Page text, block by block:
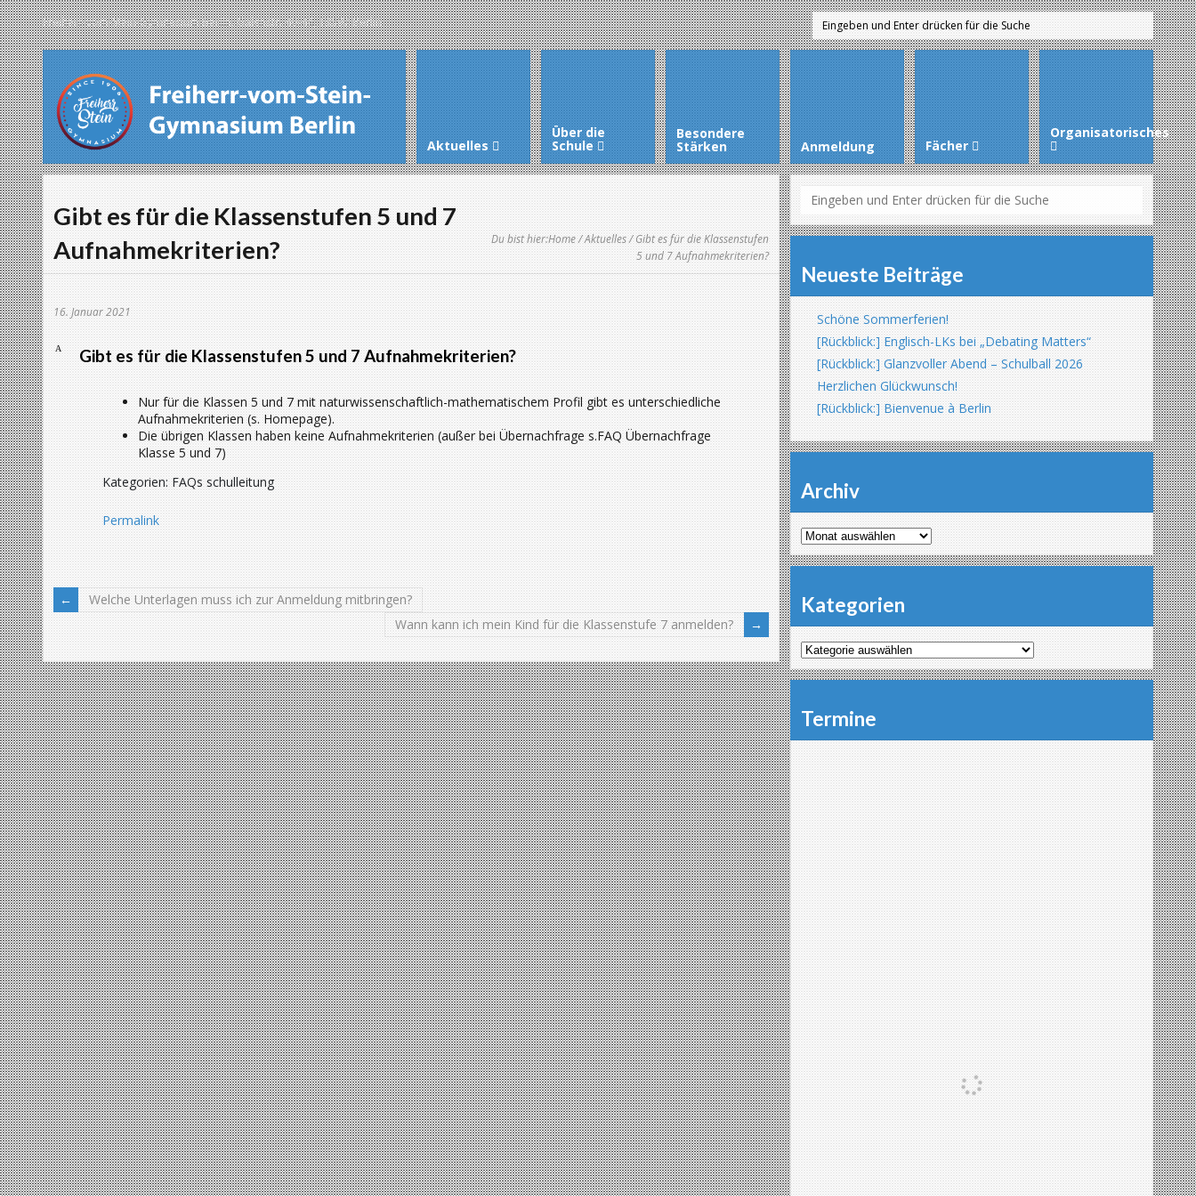
Freiherr-vom-Stein-Gymnasium Berlin, Galenstr. 40-44, 13597 Berlin
Aktuelles
Über die
Schule
Besondere
Stärken Anmeldung Fächer
Organisatorisches
Gibt es für die Klassenstufen 5 und 7
Aufnahmekriterien?
Du bist hier:Home/Aktuelles/ Gibt es für die Klassenstufen
5 und 7 Aufnahmekriterien?
16. Januar 2021
A Gibt es für die Klassenstufen 5 und 7 Aufnahmekriterien?
Nur für die Klassen 5 und 7 mit naturwissenschaftlich-mathematischem Profil gibt es unterschiedliche
Aufnahmekriterien (s. Homepage).
Die übrigen Klassen haben keine Aufnahmekriterien (außer bei Übernachfrage s.FAQ Übernachfrage
Klasse 5 und 7)
Kategorien: FAQs schulleitung
Permalink
Welche Unterlagen muss ich zur Anmeldung mitbringen?
Wann kann ich mein Kind für die Klassenstufe 7 anmelden?
Neueste Beiträge
Schöne Sommerferien!
[Rückblick:] Englisch-LKs bei „Debating Matters“
[Rückblick:] Glanzvoller Abend – Schulball 2026
Herzlichen Glückwunsch!
[Rückblick:] Bienvenue à Berlin
Archiv
Archiv
Kategorien
Kategorien
Termine